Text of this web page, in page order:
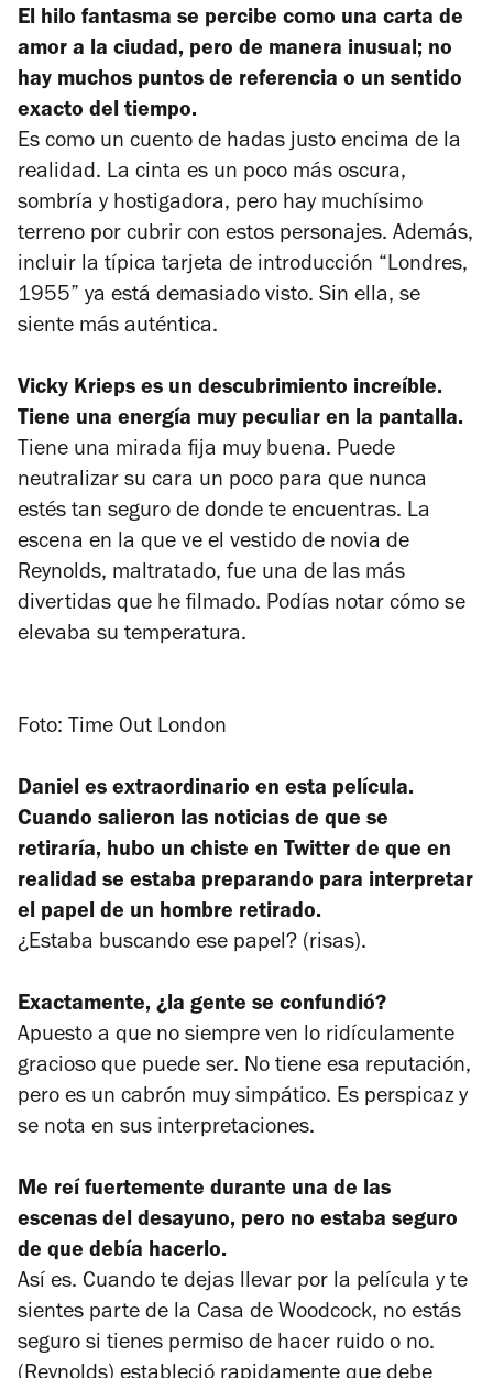
El hilo fantasma se percibe como una carta de
amor a la ciudad, pero de manera inusual; no
hay muchos puntos de referencia o un sentido
exacto del tiempo.
Es como un cuento de hadas justo encima de la
realidad. La cinta es un poco más oscura,
sombría y hostigadora, pero hay muchísimo
terreno por cubrir con estos personajes. Además,
incluir la típica tarjeta de introducción “Londres,
1955” ya está demasiado visto. Sin ella, se
siente más auténtica.
Vicky Krieps es un descubrimiento increíble.
Tiene una energía muy peculiar en la pantalla.
Tiene una mirada fija muy buena. Puede
neutralizar su cara un poco para que nunca
estés tan seguro de donde te encuentras. La
escena en la que ve el vestido de novia de
Reynolds, maltratado, fue una de las más
divertidas que he filmado. Podías notar cómo se
elevaba su temperatura.
Foto: Time Out London
Daniel es extraordinario en esta película.
Cuando salieron las noticias de que se
retiraría, hubo un chiste en Twitter de que en
realidad se estaba preparando para interpretar
el papel de un hombre retirado.
¿Estaba buscando ese papel? (risas).
Exactamente, ¿la gente se confundió?
Apuesto a que no siempre ven lo ridículamente
gracioso que puede ser. No tiene esa reputación,
pero es un cabrón muy simpático. Es perspicaz y
se nota en sus interpretaciones.
Me reí fuertemente durante una de las
escenas del desayuno, pero no estaba seguro
de que debía hacerlo.
Así es. Cuando te dejas llevar por la película y te
sientes parte de la Casa de Woodcock, no estás
seguro si tienes permiso de hacer ruido o no.